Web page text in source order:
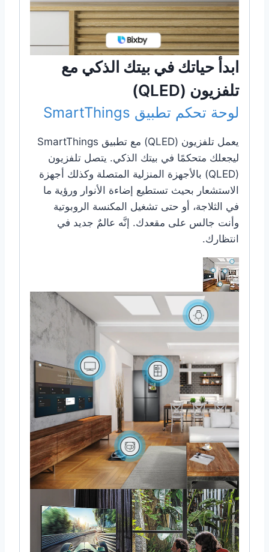
ابدأ حياتك في بيتك الذكي مع
تلفزيون (QLED)
لوحة تحكم تطبيق SmartThings
يعمل تلفزيون (QLED) مع تطبيق SmartThings
ليجعلك متحكمًا في بيتك الذكي. يتصل تلفزيون
(QLED) بالأجهزة المنزلية المتصلة وكذلك أجهزة
الاستشعار بحيث تستطيع إضاءة الأنوار ورؤية ما
في الثلاجة، أو حتى تشغيل المكنسة الروبوتية
وأنت جالس على مقعدك. إنَّه عالمٌ جديد في
انتظارك.